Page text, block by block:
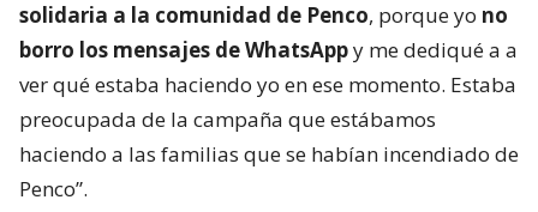
solidaria a la comunidad de Penco, porque yo no
borro los mensajes de WhatsAppy me dediqué a a
ver qué estaba haciendo yo en ese momento. Estaba
preocupada de la campaña que estábamos
haciendo a las familias que se habían incendiado de
Penco”.